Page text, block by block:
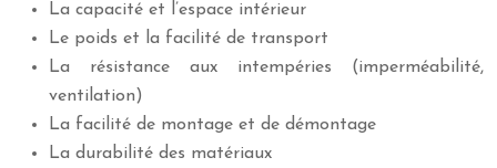
La capacité et l’espace intérieur
Le poids et la facilité de transport
La résistance aux intempéries (imperméabilité,
ventilation)
La facilité de montage et de démontage
La durabilité des matériaux